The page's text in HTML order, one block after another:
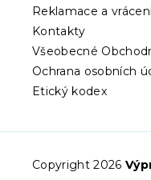
Reklamace a
Kontakty
Všeobecné
Ochrana osobních
Etický kodex
Copyright 2026